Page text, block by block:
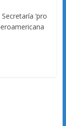
‘pro